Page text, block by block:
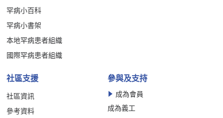
罕病小百科
罕病小書架
本地罕病患者組織
國際罕病患者組織
社區支援
社區資訊
參考資料
參與及支持
成為會員
成為義工